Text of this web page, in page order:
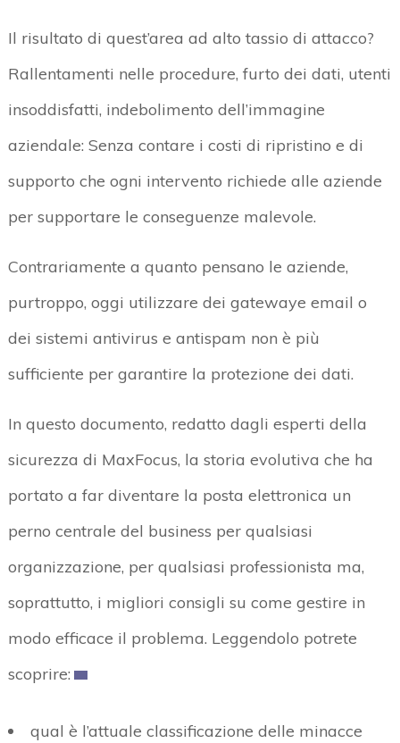
Il risultato di quest’area ad alto tassio di attacco?
Rallentamenti nelle procedure, furto dei dati, utenti
insoddisfatti, indebolimento dell’immagine
aziendale: Senza contare i costi di ripristino e di
supporto che ogni intervento richiede alle aziende
per supportare le conseguenze malevole.
Contrariamente a quanto pensano le aziende,
purtroppo, oggi utilizzare dei gatewaye email o
dei sistemi antivirus e antispam non è più
sufficiente per garantire la protezione dei dati.
In questo documento, redatto dagli esperti della
sicurezza di MaxFocus, la storia evolutiva che ha
portato a far diventare la posta elettronica un
perno centrale del business per qualsiasi
organizzazione, per qualsiasi professionista ma,
soprattutto, i migliori consigli su come gestire in
modo efficace il problema. Leggendolo potrete
scoprire:
qual è l’attuale classificazione delle minacce